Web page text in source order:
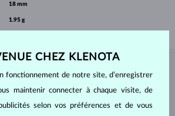
18 mm
1.95 g
L'ATELIER KLENOTA
CHEZ KLENOTA
fonctionnement de notre site, d’enregistrer
maintenir connecter à chaque visite, de
selon vos préférences et de vous